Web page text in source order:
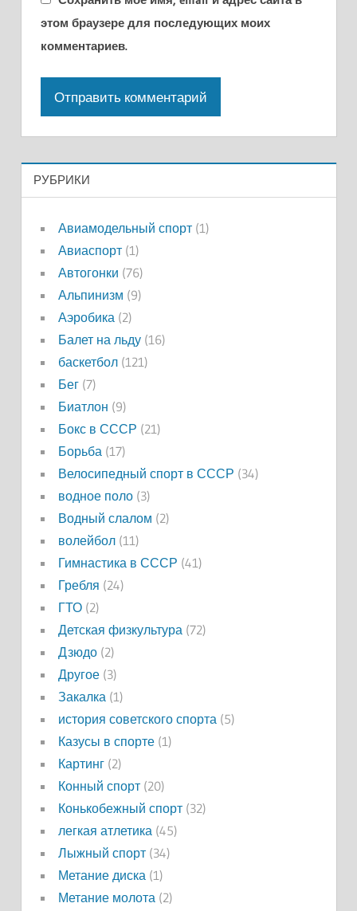
этом браузере для последующих моих
комментариев.
РУБРИКИ
Авиамодельный спорт(1)
Авиаспорт(1)
Автогонки (76)
Альпинизм (9)
Аэробика(2)
Балет на льду(16)
баскетбол(121)
Бег(7)
Биатлон (9)
Бокс в СССР (21)
Борьба(17)
Велосипедный спорт в СССР (34)
водное поло(3)
Водный слалом (2)
волейбол(11)
Гимнастика в СССР (41)
Гребля (24)
ГТО(2)
Детская физкультура(72)
Дзюдо(2)
Другое(3)
Закалка(1)
история советского спорта(5)
Казусы в спорте(1)
Картинг(2)
Конный спорт(20)
Конькобежный спорт(32)
легкая атлетика(45)
Лыжный спорт(34)
Метание диска(1)
Метание молота(2)